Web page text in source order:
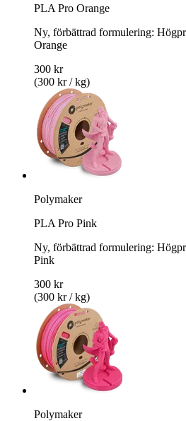
PLA Pro Orange
Ny, förbättrad formulering:
Orange
300 kr
(300 kr / kg)
Polymaker
PLA Pro Pink
Ny, förbättrad formulering:
Pink
300 kr
(300 kr / kg)
Polymaker